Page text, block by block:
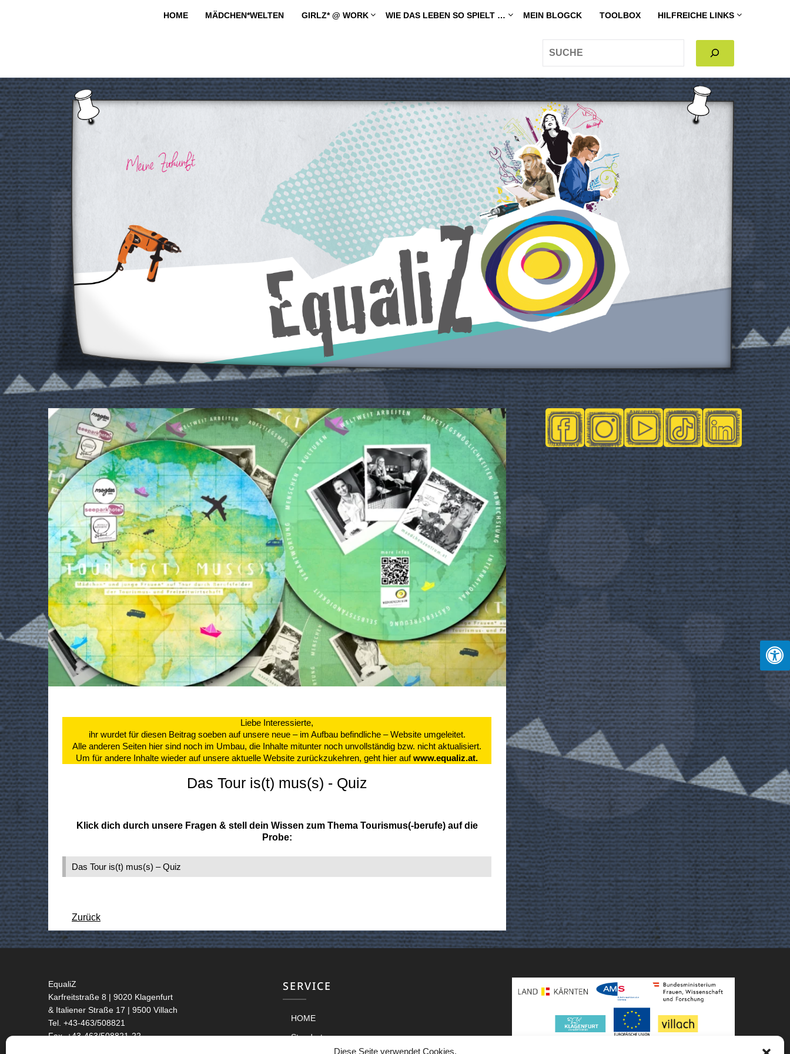
Diese Seite verwendet Cookies.
HOME MÄDCHEN*WELTEN GIRLZ* @ WORK WIE DAS LEBEN SO SPIELT … MEIN BLOGCK TOOLBOX HILFREICHE LINKS
Liebe Interessierte,
ihr wurdet für diesen Beitrag soeben auf unsere neue – im Aufbau befindliche – Website umgeleitet.
Alle anderen Seiten hier sind noch im Umbau, die Inhalte mitunter noch unvollständig bzw. nicht aktualisiert.
Um für andere Inhalte wieder auf unsere aktuelle Website zurückzukehren, geht hier aufwww.equaliz.at.
Das Tour is(t) mus(s) - Quiz
Klick dich durch unsere Fragen & stell dein Wissen zum Thema Tourismus(-berufe) auf die
Probe:
Das Tour is(t) mus(s) – Quiz
Zurück
EqualiZ
Karfreitstraße 8 | 9020 Klagenfurt
& Italiener Straße 17 | 9500 Villach
Tel. +43-463/508821
Fax. +43-463/508821-22
SERVICE
HOME
Standorte